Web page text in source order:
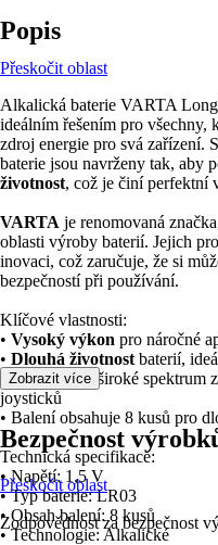
Popis
Přeskočit oblast
Alkalická baterie VARTA
ideálním řešením pro
zdroj energie pro svá zařízení.
baterie jsou navrženy tak, aby
životnost, což je činí perfektní
VARTA je renomovaná
oblasti výroby baterií. Jejich
inovaci, což zaručuje, že si
bezpečností při používání.
Klíčové vlastnosti:
• Vysoký výkon pro náročné
• Dlouhá životnost baterií,
• Vhodné pro široké
joysticků
• Balení obsahuje 8 kusů pro
Technická specifikace:
• Napětí: 1,5 V
• Typ baterie: LR03
• Obsah balení: 8 kusů
• Technologie: Alkalické
Zobrazit více
Bezpečnost
Přeskočit oblast
Zodpovědnost za bezpečnost